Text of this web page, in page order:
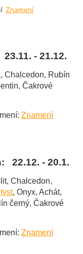
Znamení
- 21.12.
, Chalcedon, Rubín
Čakrové
Znamení
22.12. - 20.1.
Chalcedon,
, Onyx, Achát,
černý, Čakrové
Znamení